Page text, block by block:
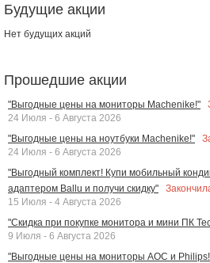
Будущие акции
Нет будущих акций
Прошедшие акции
"Выгодные цены на мониторы Machenike!"
24 Июля - 6 Августа 2026
"Выгодные цены на ноутбуки Machenike!"
24 Июля - 6 Августа 2026
"Выгодный комплект! Купи мобильный
адаптером Ballu и получи скидку"
15 Июля - 4 Августа 2026
"Скидка при покупке монитора и мини ПК
9 Июля - 6 Августа 2026
"Выгодные цены на мониторы AOC и